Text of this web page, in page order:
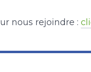
nous rejoindre :